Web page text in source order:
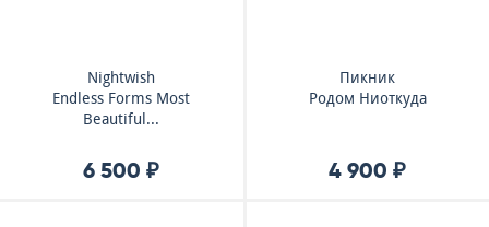
Nightwish
Endless Forms Most
Beautiful...
6 500 ₽
Пикник
Родом Ниоткуда
4 900 ₽